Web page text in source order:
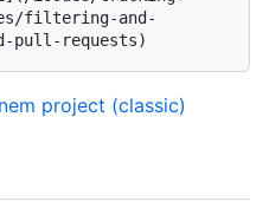
filtering-and-
project (classic)